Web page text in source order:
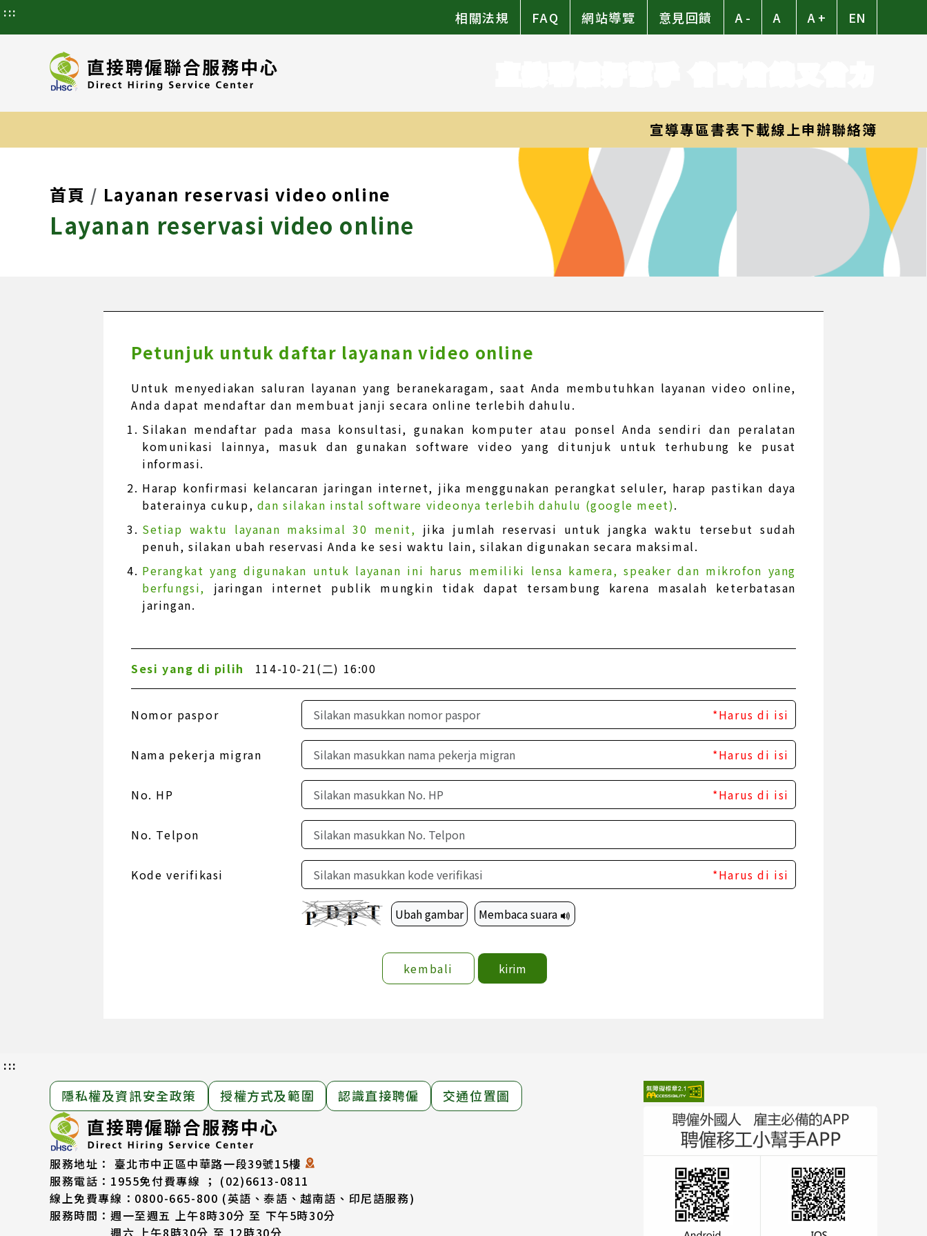
::: 相關法規 FAQ 網站導覽 意見回饋 A - A A + EN
宣導專區書表下載線上申辦聯絡簿
首頁 Layanan reservasi video online
Layanan reservasi video online
Petunjuk untuk daftar layanan video online
Untuk menyediakan saluran layanan yang beranekaragam, saat Anda membutuhkan layanan video online,
Anda dapat mendaftar dan membuat janji secara online terlebih dahulu.
Silakan mendaftar pada masa konsultasi, gunakan komputer atau ponsel Anda sendiri dan peralatan
komunikasi lainnya, masuk dan gunakan software video yang ditunjuk untuk terhubung ke pusat
informasi.
Harap konfirmasi kelancaran jaringan internet, jika menggunakan perangkat seluler, harap pastikan daya
baterainya cukup, dan silakan instal software videonya terlebih dahulu (google meet).
Setiap waktu layanan maksimal 30 menit, jika jumlah reservasi untuk jangka waktu tersebut sudah
penuh, silakan ubah reservasi Anda ke sesi waktu lain, silakan digunakan secara maksimal.
Perangkat yang digunakan untuk layanan ini harus memiliki lensa kamera, speaker dan mikrofon yang
berfungsi, jaringan internet publik mungkin tidak dapat tersambung karena masalah keterbatasan
jaringan.
Sesi yang di pilih 114-10-21(二) 16:00
Nomor paspor *Harus di isi
Nama pekerja migran *Harus di isi
No. HP *Harus di isi
No. Telpon
Kode verifikasi *Harus di isi
Ubah gambar Membaca suara
kembali kirim
:::
隱私權及資訊安全政策 授權方式及範圍 認識直接聘僱 交通位置圖
服務地址： 臺北市中正區中華路一段39號15樓
服務電話： 1955免付費專線 ； (02)6613-0811
線上免費專線：0800-665-800 (英語、泰語、越南語、印尼語服務)
服務時間： 週一至週五 上午8時30分 至 下午5時30分
週六 上午8時30分 至 12時30分